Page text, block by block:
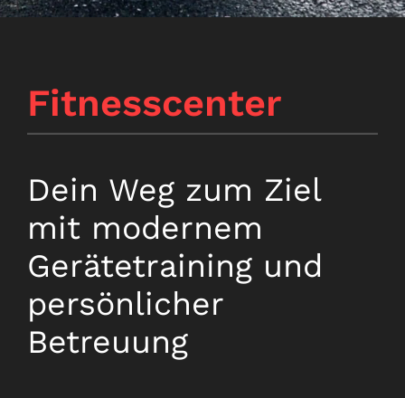
Fitnesscenter
Dein Weg zum Ziel
mit modernem
Gerätetraining und
persönlicher
Betreuung